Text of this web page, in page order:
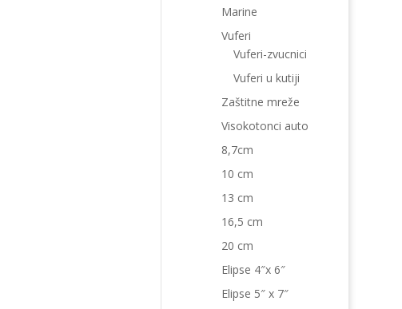
Marine
Vuferi
Vuferi-zvucnici
Vuferi u kutiji
Zaštitne mreže
Visokotonci auto
8,7cm
10 cm
13 cm
16,5 cm
20 cm
Elipse 4″x 6″
Elipse 5″ x 7″